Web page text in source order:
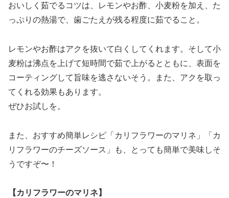
おいしく茹でるコツは、レモンやお酢、小麦粉を加え、た
っぷりの熱湯で、歯ごたえが残る程度に茹でること。
レモンやお酢はアクを抜いて白くしてくれます。そして小
麦粉は沸点を上げて短時間で茹で上がるとともに、表面を
コーティングして旨味を逃さないそう。また、アクを取っ
てくれる効果もあります。
ぜひお試しを。
また、おすすめ簡単レシピ「カリフラワーのマリネ」「カ
リフラワーのチーズソース」も、とっても簡単で美味しそ
うですぞ〜！
【カリフラワーのマリネ】